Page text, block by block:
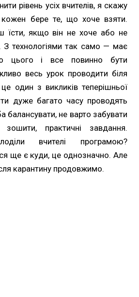
рівень усіх вчителів, я скажу
бере те, що хоче взяти.
їсти, якщо він не хоче або не
З технологіями так само — має
цього і все повинно бути
весь урок проводити біля
один з викликів теперішньої
дуже багато часу проводять
балансувати, не варто забувати
зошити, практичні завдання.
вчителі програмою?
ще є куди, це однозначно. Але
карантину продовжимо.